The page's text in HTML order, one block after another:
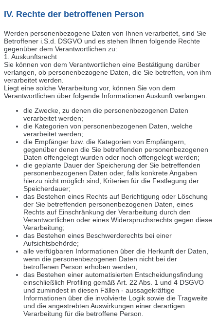
IV. Rechte der betroffenen Person
Werden personenbezogene Daten von Ihnen verarbeitet, sind Sie
Betroffener i.S.d. DSGVO und es stehen Ihnen folgende Rechte
gegenüber dem Verantwortlichen zu:
1. Auskunftsrecht
Sie können von dem Verantwortlichen eine Bestätigung darüber
verlangen, ob personenbezogene Daten, die Sie betreffen, von ihm
verarbeitet werden.
Liegt eine solche Verarbeitung vor, können Sie von dem
Verantwortlichen über folgende Informationen Auskunft verlangen:
die Zwecke, zu denen die personenbezogenen Daten
verarbeitet werden;
die Kategorien von personenbezogenen Daten, welche
verarbeitet werden;
die Empfänger bzw. die Kategorien von Empfängern,
gegenüber denen die Sie betreffenden personenbezogenen
Daten offengelegt wurden oder noch offengelegt werden;
die geplante Dauer der Speicherung der Sie betreffenden
personenbezogenen Daten oder, falls konkrete Angaben
hierzu nicht möglich sind, Kriterien für die Festlegung der
Speicherdauer;
das Bestehen eines Rechts auf Berichtigung oder Löschung
der Sie betreffenden personenbezogenen Daten, eines
Rechts auf Einschränkung der Verarbeitung durch den
Verantwortlichen oder eines Widerspruchsrechts gegen diese
Verarbeitung;
das Bestehen eines Beschwerderechts bei einer
Aufsichtsbehörde;
alle verfügbaren Informationen über die Herkunft der Daten,
wenn die personenbezogenen Daten nicht bei der
betroffenen Person erhoben werden;
das Bestehen einer automatisierten Entscheidungsfindung
einschließlich Profiling gemäß Art. 22 Abs. 1 und 4 DSGVO
und zumindest in diesen Fällen - aussagekräftige
Informationen über die involvierte Logik sowie die Tragweite
und die angestrebten Auswirkungen einer derartigen
Verarbeitung für die betroffene Person.